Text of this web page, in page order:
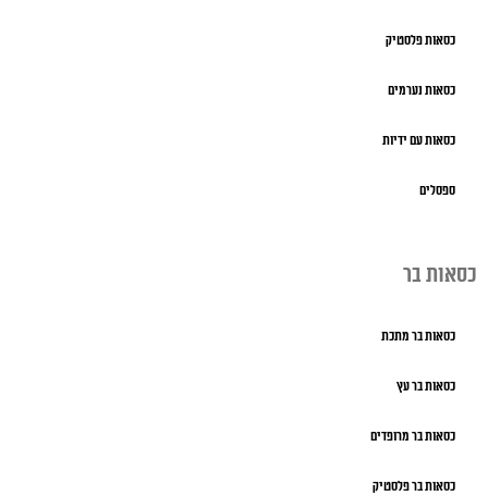
כסאות פלסטיק
כסאות נערמים
כסאות עם ידיות
ספסלים
כסאות בר
כסאות בר מתכת
כסאות בר עץ
כסאות בר מרופדים
כסאות בר פלסטיק